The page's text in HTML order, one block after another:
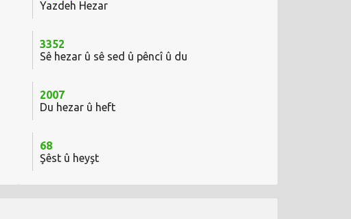
Yazdeh Hezar
3352
Sê hezar û sê sed û pêncî û du
2007
Du hezar û heft
68
Şêst û heyşt